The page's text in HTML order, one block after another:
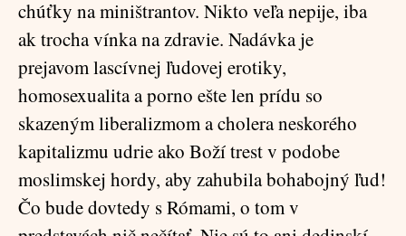
chúťky na miništrantov. Nikto veľa nepije, iba
ak trocha vínka na zdravie. Nadávka je
prejavom lascívnej ľudovej erotiky,
homosexualita a porno ešte len prídu so
skazeným liberalizmom a cholera neskorého
kapitalizmu udrie ako Boží trest v podobe
moslimskej hordy, aby zahubila bohabojný ľud!
Čo bude dovtedy s Rómami, o tom v